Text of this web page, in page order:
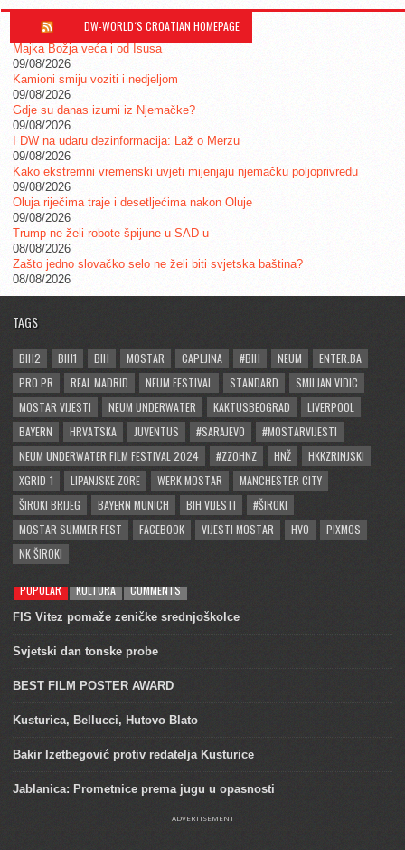
DW-WORLD´S CROATIAN HOMEPAGE
Majka Božja veća i od Isusa
09/08/2026
Kamioni smiju voziti i nedjeljom
09/08/2026
Gdje su danas izumi iz Njemačke?
09/08/2026
I DW na udaru dezinformacija: Laž o Merzu
09/08/2026
Kako ekstremni vremenski uvjeti mijenjaju njemačku poljoprivredu
09/08/2026
Oluja riječima traje i desetljećima nakon Oluje
09/08/2026
Trump ne želi robote-špijune u SAD-u
08/08/2026
Zašto jedno slovačko selo ne želi biti svjetska baština?
08/08/2026
TAGS
BIH2 BIH1 BIH MOSTAR CAPLJINA #BIH NEUM
ENTER.BA
PRO.PR
REAL MADRID NEUM FESTIVAL STANDARD
SMILJAN VIDIC
MOSTAR VIJESTI
NEUM UNDERWATER KAKTUSBEOGRAD
LIVERPOOL
BAYERN
HRVATSKA JUVENTUS #SARAJEVO
#MOSTARVIJESTI
NEUM UNDERWATER FILM FESTIVAL 2024
#ZZOHNZ HNŽ
HKKZRINJSKI
XGRID-1
LIPANJSKE ZORE WERK MOSTAR
MANCHESTER CITY
ŠIROKI BRIJEG
BAYERN MUNICH BIH VIJESTI
#ŠIROKI
MOSTAR SUMMER FEST
FACEBOOK VIJESTI MOSTAR HVO
PIXMOS
NK ŠIROKI
POPULAR KULTURA COMMENTS
FIS Vitez pomaže zeničke srednjoškolce
Svjetski dan tonske probe
BEST FILM POSTER AWARD
Kusturica, Bellucci, Hutovo Blato
Bakir Izetbegović protiv redatelja Kusturice
Jablanica: Prometnice prema jugu u opasnosti
ADVERTISEMENT